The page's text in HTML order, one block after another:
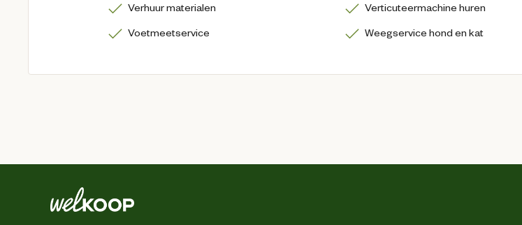
Verhuur materialen
Verticuteermachine huren
Voetmeetservice
Weegservice hond en kat